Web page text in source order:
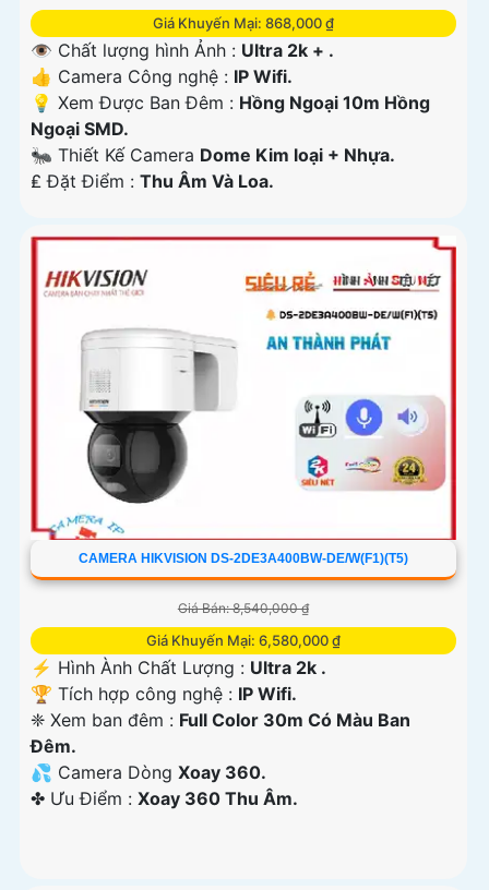
Giá Khuyến Mại: 868,000 ₫
👁 Chất lượng hình Ảnh : Ultra 2k + .
👍 Camera Công nghệ : IP Wifi.
💡 Xem Được Ban Đêm : Hồng Ngoại 10m Hồng
Ngoại SMD.
🐜 Thiết Kế Camera Dome Kim loại + Nhựa.
️₤ Đặt Điểm : Thu Âm Và Loa.
CAMERA HIKVISION DS-2DE3A400BW-DE/W(F1)(T5)
Giá Bán: 8,540,000 ₫
Giá Khuyến Mại: 6,580,000 ₫
️⚡ Hình Ành Chất Lượng : Ultra 2k .
🏆 Tích hợp công nghệ : IP Wifi.
❈ Xem ban đêm : Full Color 30m Có Màu Ban
Đêm.
💦 Camera Dòng Xoay 360.
️✤ Ưu Điểm : Xoay 360 Thu Âm.